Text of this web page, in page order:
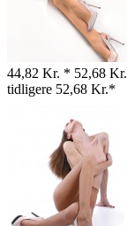
44,82 Kr. * 52,68
tidligere 52,68 Kr.*